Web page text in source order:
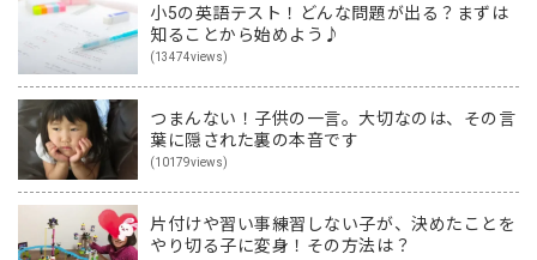
小5の英語テスト！どんな問題が出る？まずは
知ることから始めよう♪
(13474views)
つまんない！子供の一言。大切なのは、その言
葉に隠された裏の本音です
(10179views)
片付けや習い事練習しない子が、決めたことを
やり切る子に変身！その方法は？